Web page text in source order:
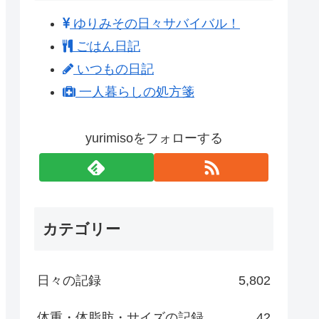
ゆりみその日々サバイバル！
ごはん日記
いつもの日記
一人暮らしの処方箋
yurimisoをフォローする
カテゴリー
日々の記録 5,802